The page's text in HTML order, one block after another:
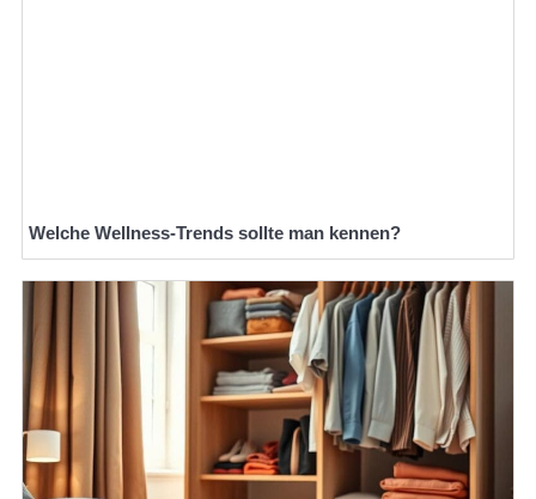
Welche Wellness-Trends sollte man kennen?